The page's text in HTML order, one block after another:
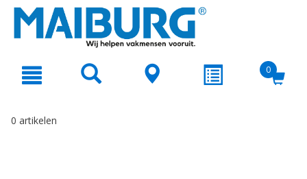
text.skipToNavigation
0
0 artikelen